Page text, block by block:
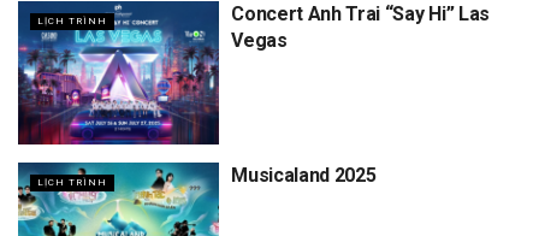
LỊCH TRÌNH
Concert Anh Trai “Say Hi” Las
Vegas
LỊCH TRÌNH Musicaland 2025